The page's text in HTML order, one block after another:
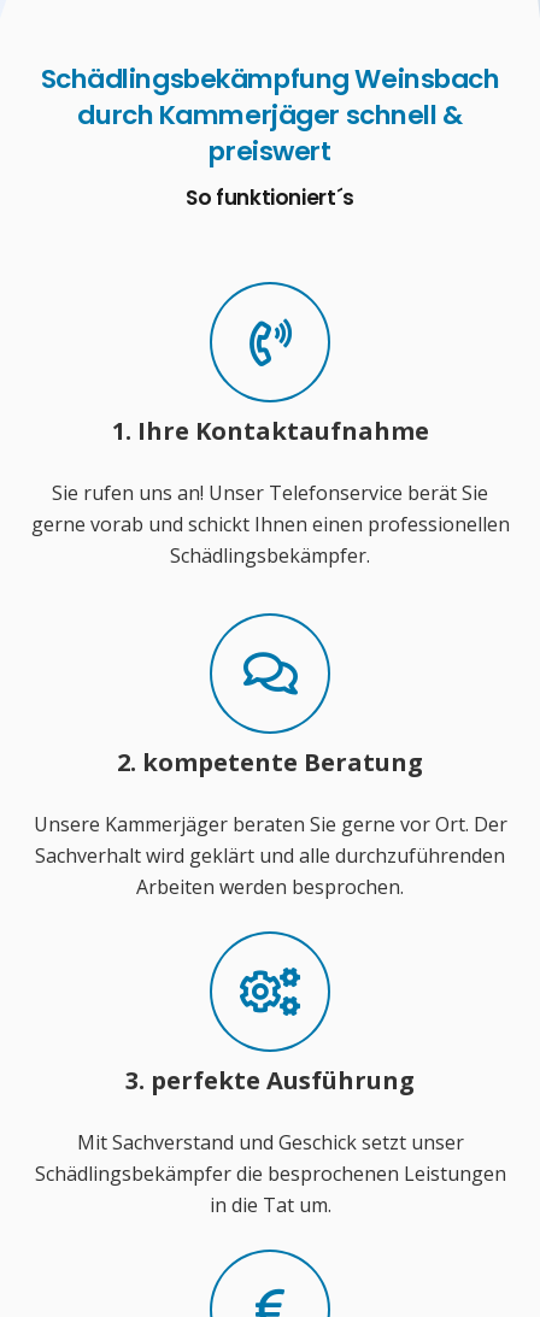
Schädlingsbekämpfung Weinsbach
durch Kammerjäger schnell &
preiswert
So funktioniert´s
1. Ihre Kontaktaufnahme
Sie rufen uns an! Unser Telefonservice berät Sie
gerne vorab und schickt Ihnen einen professionellen
Schädlingsbekämpfer.
2. kompetente Beratung
Unsere Kammerjäger beraten Sie gerne vor Ort. Der
Sachverhalt wird geklärt und alle durchzuführenden
Arbeiten werden besprochen.
3. perfekte Ausführung
Mit Sachverstand und Geschick setzt unser
Schädlingsbekämpfer die besprochenen Leistungen
in die Tat um.